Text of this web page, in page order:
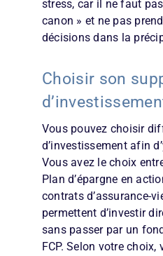
stress, car il ne faut
canon » et ne pas
décisions dans la
Choisir son
Vous pouvez choisir
d’investissement afin
Vous avez le choix
Plan d’épargne en
contrats d’assurance-
permettent d’investir
sans passer par un
FCP. Selon votre